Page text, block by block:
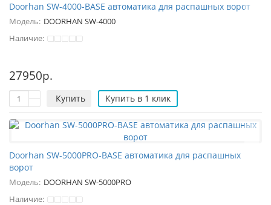
Doorhan SW-4000-BASE автоматика для распашных ворот
Модель: DOORHAN SW-4000
Наличие:
27950р.
Купить Купить в 1 клик
Doorhan SW-5000PRO-BASE автоматика для распашных
ворот
Модель: DOORHAN SW-5000PRO
Наличие: